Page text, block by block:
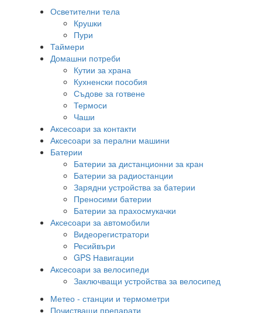
Осветителни тела
Крушки
Пури
Таймери
Домашни потреби
Кутии за храна
Кухненски пособия
Съдове за готвене
Термоси
Чаши
Аксесоари за контакти
Аксесоари за перални машини
Батерии
Батерии за дистанционни за кран
Батерии за радиостанции
Зарядни устройства за батерии
Преносими батерии
Батерии за прахосмукачки
Аксесоари за автомобили
Видеорегистратори
Ресийвъри
GPS Навигации
Аксесоари за велосипеди
Заключващи устройства за велосипед
Метео - станции и термометри
Почистващи препарати